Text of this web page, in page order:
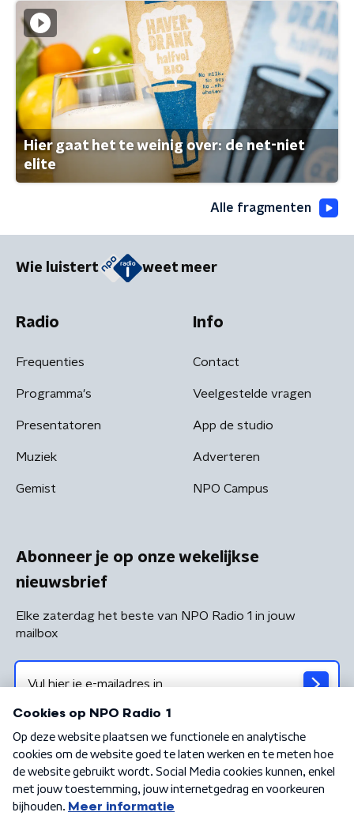
Hier gaat het te weinig over: de net-niet
elite
Alle fragmenten
Wie luistert weet meer
Radio
Frequenties
Programma's
Presentatoren
Muziek
Gemist
Info
Contact
Veelgestelde vragen
App de studio
Adverteren
NPO Campus
Abonneer je op onze wekelijkse
nieuwsbrief
Elke zaterdag het beste van NPO Radio 1 in jouw
mailbox
Algemene voorwaarden Privacybeleid